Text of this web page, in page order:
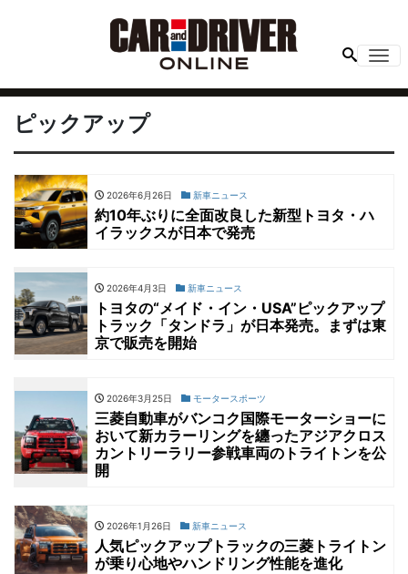
ピックアップ
2026年6月26日 新車ニュース
約10年ぶりに全面改良した新型トヨタ・ハ
イラックスが日本で発売
2026年4月3日 新車ニュース
トヨタの“メイド・イン・USA”ピックアップ
トラック「タンドラ」が日本発売。まずは東
京で販売を開始
2026年3月25日 モータースポーツ
三菱自動車がバンコク国際モーターショーに
おいて新カラーリングを纏ったアジアクロス
カントリーラリー参戦車両のトライトンを公
開
2026年1月26日 新車ニュース
人気ピックアップトラックの三菱トライトン
が乗り心地やハンドリング性能を進化